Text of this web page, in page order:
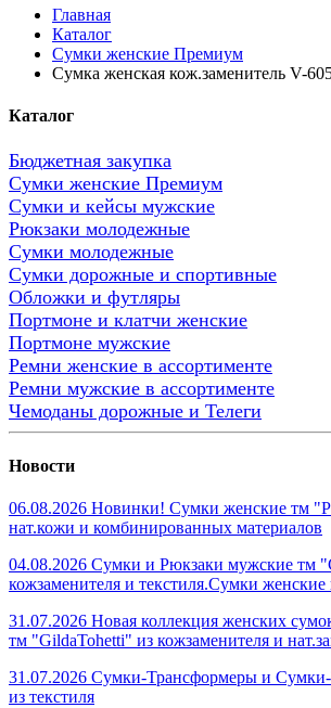
Главная
Каталог
Сумки женские Премиум
Сумка женская кож.заменитель V-
Каталог
Бюджетная закупка
Сумки женские Премиум
Сумки и кейсы мужские
Рюкзаки молодежные
Сумки молодежные
Сумки дорожные и спортивные
Обложки и футляры
Портмоне и клатчи женские
Портмоне мужские
Ремни женские в ассортименте
Ремни мужские в ассортименте
Чемоданы дорожные и Телеги
Новости
06.08.2026 Новинки! Сумки женские тм
нат.кожи и комбинированных материалов
04.08.2026 Сумки и Рюкзаки мужские тм
кожзаменителя и текстиля.Сумки женские
31.07.2026 Новая коллекция женских
тм "GildaTohetti" из кожзаменителя и
31.07.2026 Сумки-Трансформеры и
из текстиля